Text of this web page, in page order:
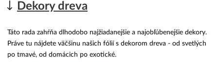
Dekory dreva
Táto rada zahŕňa dlhodobo najžiadanejšie a najobľúbenejšie dekory.
Práve tu nájdete väčšinu našich fólií s dekorom dreva - od svetlých
po tmavé, od domácich po exotické.